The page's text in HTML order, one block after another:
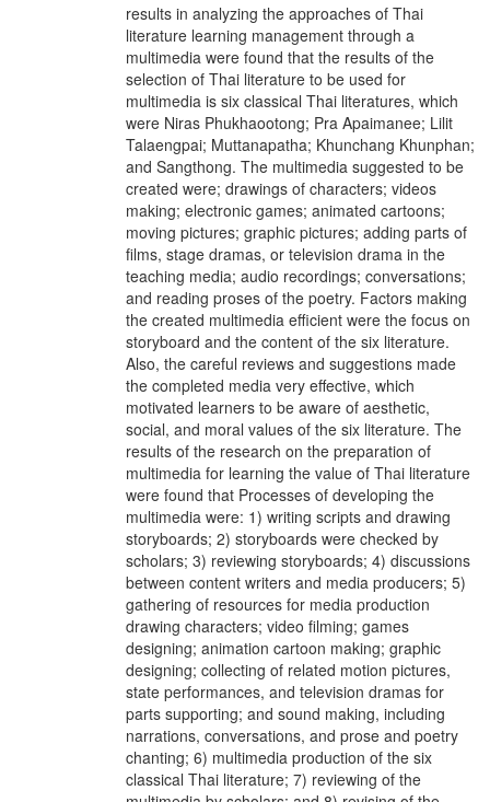
results in analyzing the approaches of Thai
literature learning management through a
multimedia were found that the results of the
selection of Thai literature to be used for
multimedia is six classical Thai literatures, which
were Niras Phukhaootong; Pra Apaimanee; Lilit
Talaengpai; Muttanapatha; Khunchang Khunphan;
and Sangthong. The multimedia suggested to be
created were; drawings of characters; videos
making; electronic games; animated cartoons;
moving pictures; graphic pictures; adding parts of
films, stage dramas, or television drama in the
teaching media; audio recordings; conversations;
and reading proses of the poetry. Factors making
the created multimedia efficient were the focus on
storyboard and the content of the six literature.
Also, the careful reviews and suggestions made
the completed media very effective, which
motivated learners to be aware of aesthetic,
social, and moral values of the six literature. The
results of the research on the preparation of
multimedia for learning the value of Thai literature
were found that Processes of developing the
multimedia were: 1) writing scripts and drawing
storyboards; 2) storyboards were checked by
scholars; 3) reviewing storyboards; 4) discussions
between content writers and media producers; 5)
gathering of resources for media production
drawing characters; video filming; games
designing; animation cartoon making; graphic
designing; collecting of related motion pictures,
state performances, and television dramas for
parts supporting; and sound making, including
narrations, conversations, and prose and poetry
chanting; 6) multimedia production of the six
classical Thai literature; 7) reviewing of the